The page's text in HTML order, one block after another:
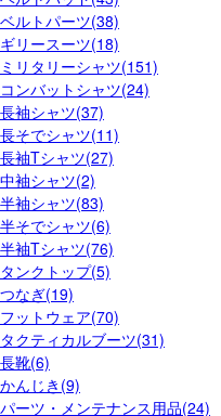
ベルトパーツ(38)
ギリースーツ(18)
ミリタリーシャツ(151)
コンバットシャツ(24)
長袖シャツ(37)
長そでシャツ(11)
長袖Tシャツ(27)
中袖シャツ(2)
半袖シャツ(83)
半そでシャツ(6)
半袖Tシャツ(76)
タンクトップ(5)
つなぎ(19)
フットウェア(70)
タクティカルブーツ(31)
長靴(6)
かんじき(9)
パーツ・メンテナンス用品(24)